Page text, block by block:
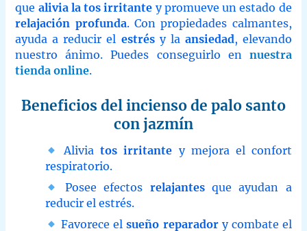
que alivia la tos irritante y promueve un estado de
relajación profunda. Con propiedades calmantes,
ayuda a reducir el estrésy la ansiedad, elevando
nuestro ánimo. Puedes conseguirlo en nuestra
tienda online.
Beneficios del incienso de palo santo
con jazmín
Aliviatos irritante y mejora el confort
respiratorio.
Posee efectos relajantesque ayudan a
reducir el estrés.
Favorece elsueño reparadory combate el